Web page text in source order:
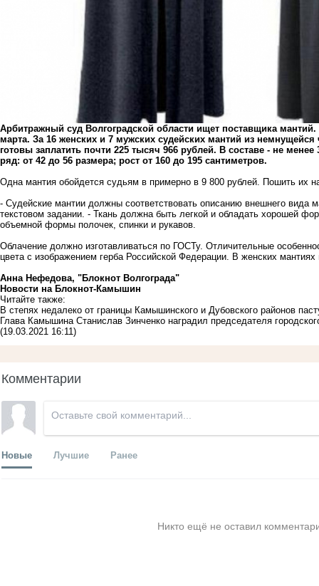
Арбитражный суд Волгоградской области ищет поставщика
марта. За 16 женских и 7 мужских судейских мантий из
готовы заплатить почти 225 тысяч 966 рублей. В составе - не
ряд: от 42 до 56 размера; рост от 160 до 195 сантиметров.
Одна мантия обойдется судьям в примерно в 9 800 рублей. Пошить их
- Судейские мантии должны соответствовать описанию внешнего вида
текстовом задании. - Ткань должна быть легкой и обладать хорошей
объемной формы полочек, спинки и рукавов.
Облачение должно изготавливаться по ГОСТу. Отличительные
цвета с изображением герба Российской Федерации. В женских
Анна Нефедова, "Блокнот Волгограда"
Новости на Блoкнoт-Камышин
Читайте также:
В степях недалеко от границы Камышинского и Дубовского районов
Глава Камышина Станислав Зинченко наградил председателя
(19.03.2021 16:11)
Комментарии
Новые Лучшие Ранее
Никто ещё не оставил